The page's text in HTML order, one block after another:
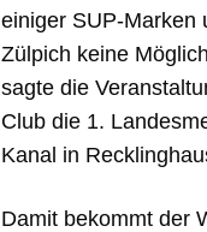
einiger SUP-Marken
Zülpich keine
sagte die
Club die 1.
Kanal in
Damit bekommt der